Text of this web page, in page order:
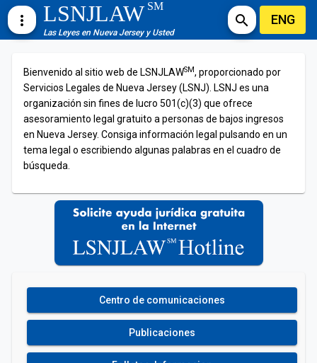
more_vert LSNJLAWSM
Las Leyes en Nueva Jersey y Usted
search ENG
Bienvenido al sitio web de LSNJLAWSM, proporcionado por
Servicios Legales de Nueva Jersey (LSNJ). LSNJ es una
organización sin fines de lucro 501(c)(3) que ofrece
asesoramiento legal gratuito a personas de bajos ingresos
en Nueva Jersey. Consiga información legal pulsando en un
tema legal o escribiendo algunas palabras en el cuadro de
búsqueda.
Centro de comunicaciones
Publicaciones